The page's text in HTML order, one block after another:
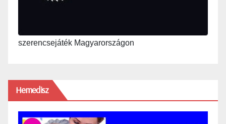
szerencsejáték Magyarországon
Hemedisz